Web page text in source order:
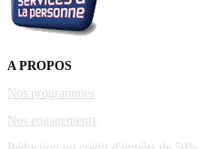
A PROPOS
Nos programmes
Nos engagements